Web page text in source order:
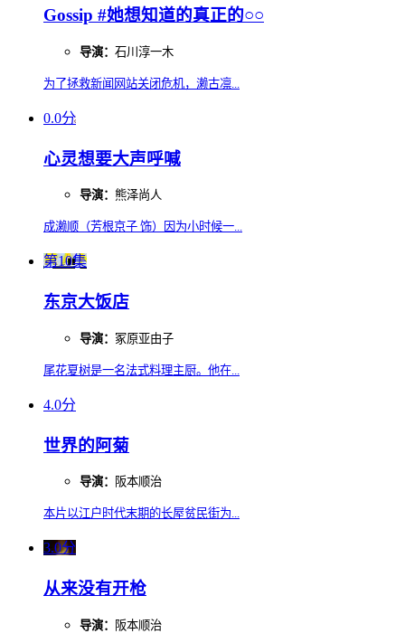
Gossip #她想知道的真正的○○
导演： 石川淳一木
为了拯救新闻网站关闭危机，濑古凛...
0.0分
心灵想要大声呼喊
导演： 熊泽尚人
成濑顺（芳根京子 饰）因为小时候一...
第10集
东京大饭店
导演： 冢原亚由子
尾花夏树是一名法式料理主厨。他在...
4.0分
世界的阿菊
导演： 阪本顺治
本片以江户时代末期的长屋贫民街为...
3.0分
从来没有开枪
导演： 阪本顺治